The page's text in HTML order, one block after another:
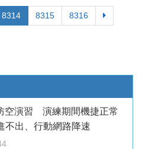
8314 8315 8316
空演習 演練期間機捷正常
不出、行動網路降速